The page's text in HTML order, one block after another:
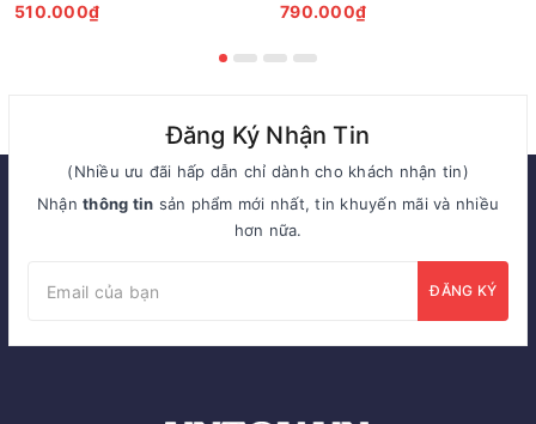
510.000₫ 790.000₫
Đăng Ký Nhận Tin
(Nhiều ưu đãi hấp dẫn chỉ dành cho khách nhận tin)
Nhậnthông tin sản phẩm mới nhất, tin khuyến mãi và nhiều
hơn nữa.
ĐĂNG KÝ